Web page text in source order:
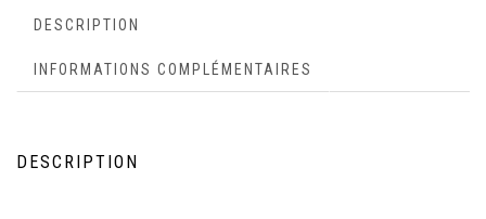
DESCRIPTION
INFORMATIONS COMPLÉMENTAIRES
DESCRIPTION